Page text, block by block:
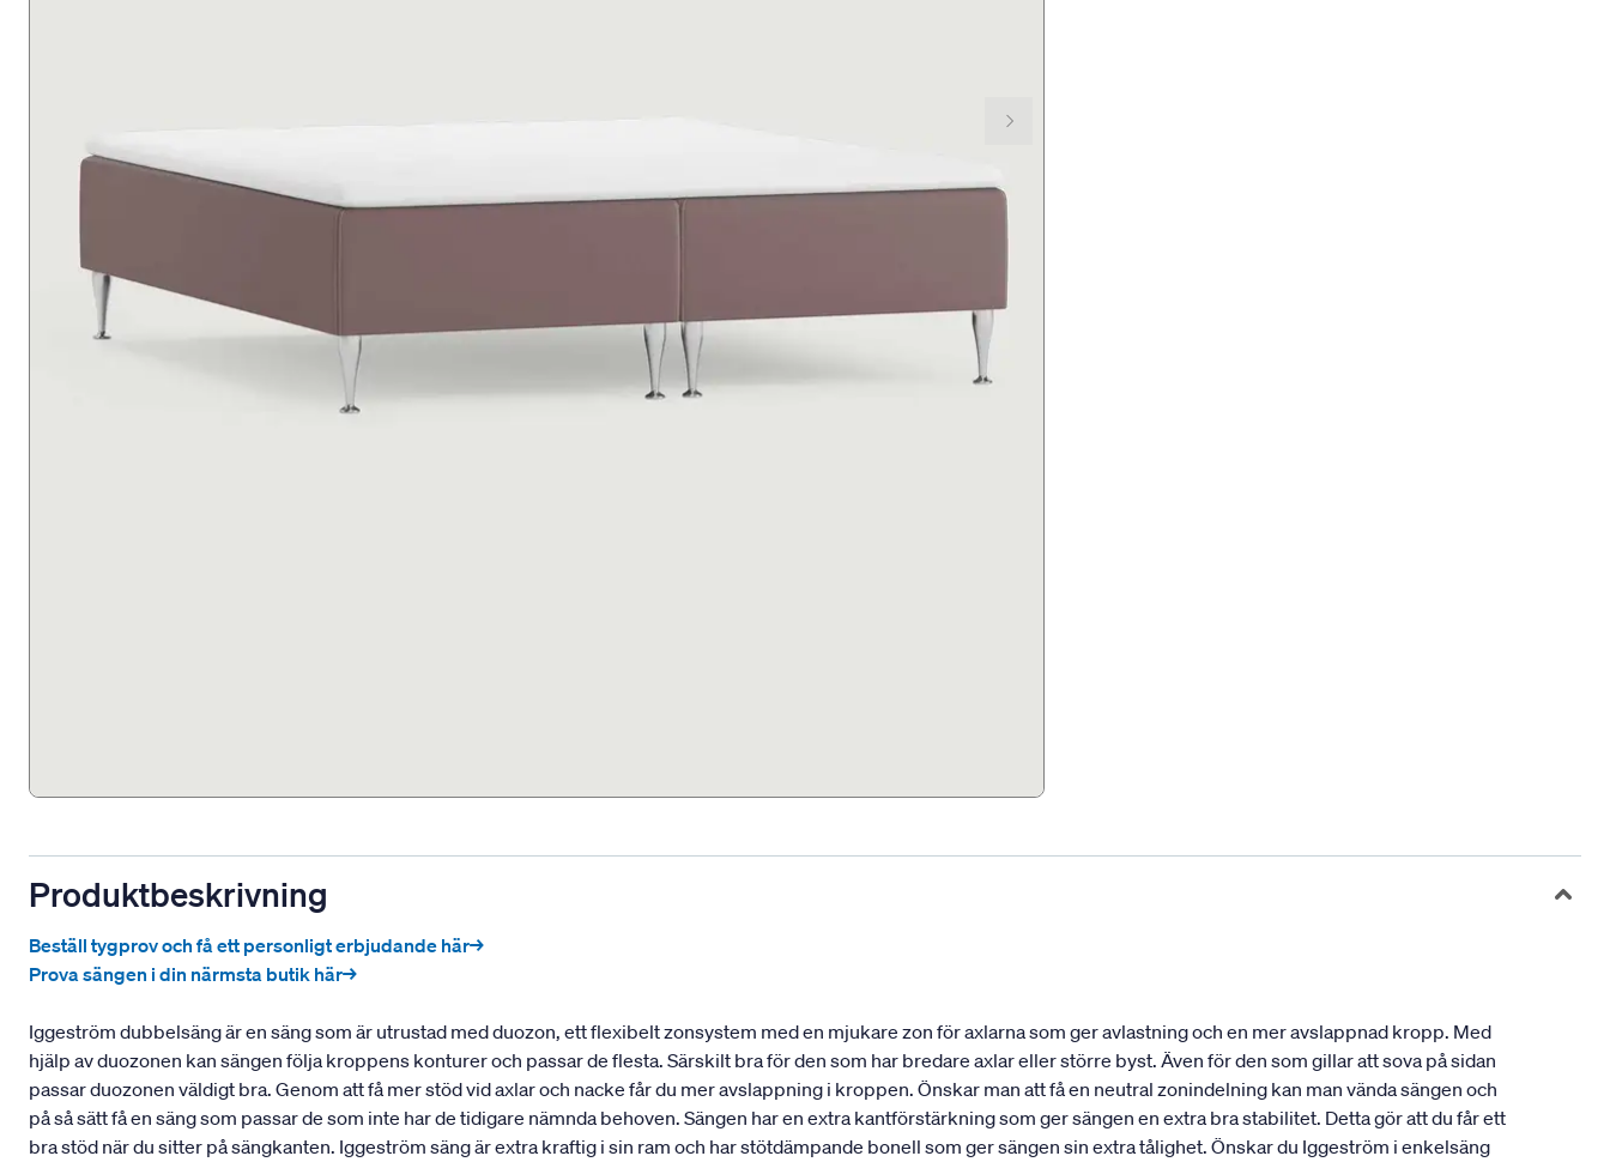
Produktbeskrivning
Beställ tygprov och få ett personligt erbjudande här→
Prova sängen i din närmsta butik här→
Iggeström dubbelsäng är en säng som är utrustad med duozon, ett flexibelt zonsystem med en mjukare zon för axlarna som ger avlastning och en mer avslappnad kropp. Med
hjälp av duozonen kan sängen följa kroppens konturer och passar de flesta. Särskilt bra för den som har bredare axlar eller större byst. Även för den som gillar att sova på sidan
passar duozonen väldigt bra. Genom att få mer stöd vid axlar och nacke får du mer avslappning i kroppen. Önskar man att få en neutral zonindelning kan man vända sängen och
på så sätt få en säng som passar de som inte har de tidigare nämnda behoven. Sängen har en extra kantförstärkning som ger sängen en extra bra stabilitet. Detta gör att du får ett
bra stöd när du sitter på sängkanten. Iggeström säng är extra kraftig i sin ram och har stötdämpande bonell som ger sängen sin extra tålighet. Önskar du Iggeström i enkelsäng